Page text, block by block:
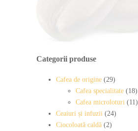
Categorii produse
Cafea de origine (29)
Cafea specialitate (18)
Cafea microloturi (11)
Ceaiuri și infuzii (24)
Ciocoloată caldă (2)